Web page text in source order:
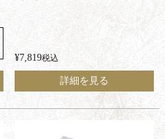
¥7,819税込
詳細を見る